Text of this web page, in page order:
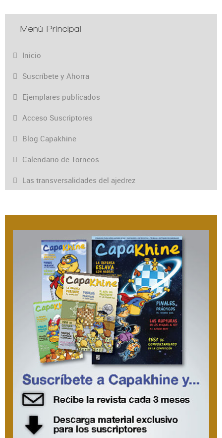
Menú Principal
Inicio
Suscríbete y Ahorra
Ejemplares publicados
Acceso Suscriptores
Blog Capakhine
Calendario de Torneos
Las transversalidades del ajedrez